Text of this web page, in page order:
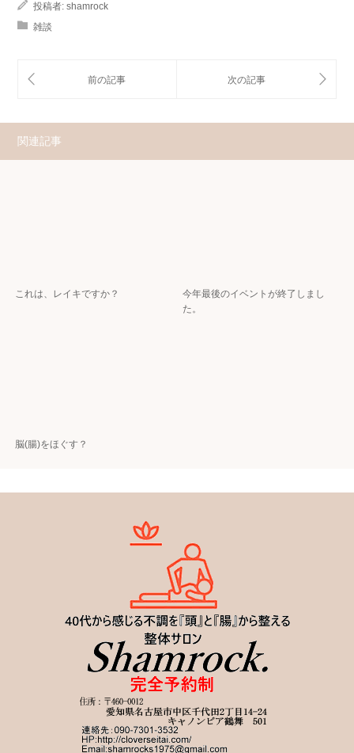
投稿者: shamrock
雑談
関連記事
これは、レイキですか？
今年最後のイベントが終了しまし
た。
脳(腸)をほぐす？